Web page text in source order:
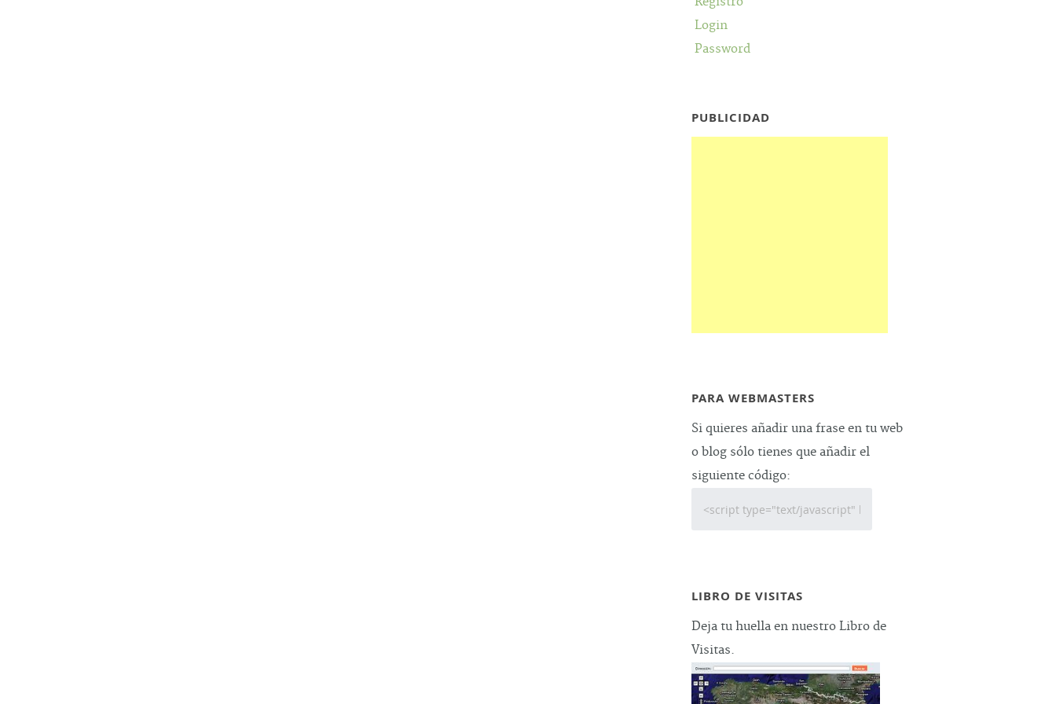
Login
Password
PUBLICIDAD
PARA WEBMASTERS
Si quieres añadir una frase en tu web
o blog sólo tienes que añadir el
siguiente código:
LIBRO DE VISITAS
Deja tu huella en nuestro Libro de
Visitas.